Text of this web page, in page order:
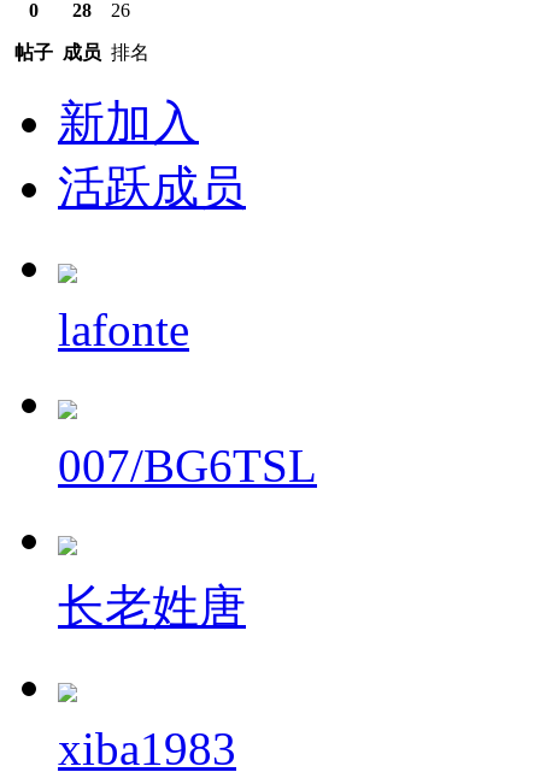
0
帖子
28
成员
26
排名
新加入
活跃成员
lafonte
007/BG6TSL
长老姓唐
xiba1983